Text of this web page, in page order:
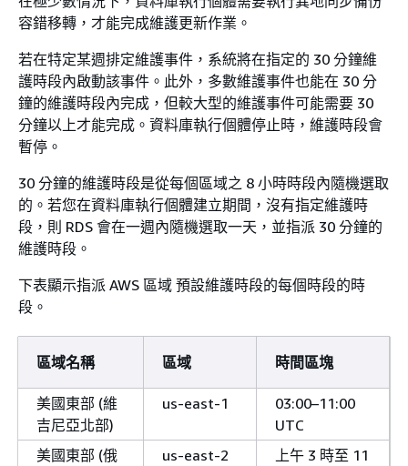
容錯移轉，才能完成維護更新作業。
若在特定某週排定維護事件，系統將在指定的 30 分鐘維
護時段內啟動該事件。此外，多數維護事件也能在 30 分
鐘的維護時段內完成，但較大型的維護事件可能需要 30
分鐘以上才能完成。資料庫執行個體停止時，維護時段會
暫停。
30 分鐘的維護時段是從每個區域之 8 小時時段內隨機選取
的。若您在資料庫執行個體建立期間，沒有指定維護時
段，則 RDS 會在一週內隨機選取一天，並指派 30 分鐘的
維護時段。
下表顯示指派 AWS 區域 預設維護時段的每個時段的時
段。
區域名稱 區域 時間區塊
美國東部 (維
吉尼亞北部)
us-east-1
03:00–11:00
UTC
美國東部 (俄
us-east-2
上午 3 時至 11